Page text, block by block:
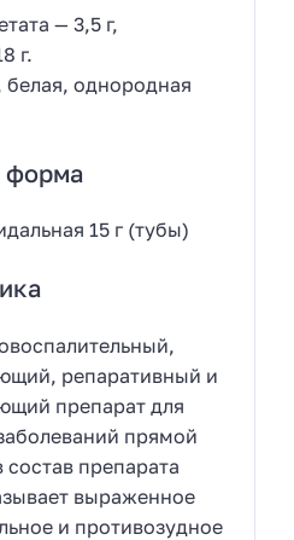
— 3,5 г,
г.
белая, однородная
форма
15 г (тубы)
репаративный и
препарат для
прямой
препарата
выраженное
и противозудное